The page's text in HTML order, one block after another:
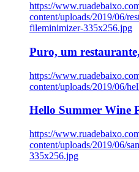
https://
content/uploads/2019/06/
fileminimizer-335x256.jpg
Puro, um
https://
content/uploads/2019/06/
Hello Summer Wine
https://
content/uploads/2019/06/
335x256.jpg